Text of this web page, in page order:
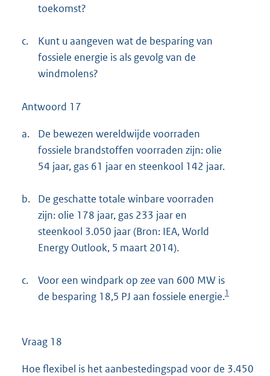
toekomst?
c.
Kunt u aangeven wat de besparing van
fossiele energie is als gevolg van de
windmolens?
Antwoord 17
a.
De bewezen wereldwijde voorraden
fossiele brandstoffen voorraden zijn: olie
54 jaar, gas 61 jaar en steenkool 142 jaar.
b.
De geschatte totale winbare voorraden
zijn: olie 178 jaar, gas 233 jaar en
steenkool 3.050 jaar (Bron: IEA, World
Energy Outlook, 5 maart 2014).
c.
Voor een windpark op zee van 600 MW is
de besparing 18,5 PJ aan fossiele energie.1
Vraag 18
Hoe flexibel is het aanbestedingspad voor de 3.450